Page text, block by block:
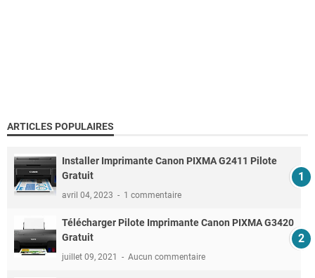
ARTICLES POPULAIRES
Installer Imprimante Canon PIXMA G2411 Pilote
Gratuit
avril 04, 2023 1 commentaire
Télécharger Pilote Imprimante Canon PIXMA G3420
Gratuit
juillet 09, 2021 Aucun commentaire